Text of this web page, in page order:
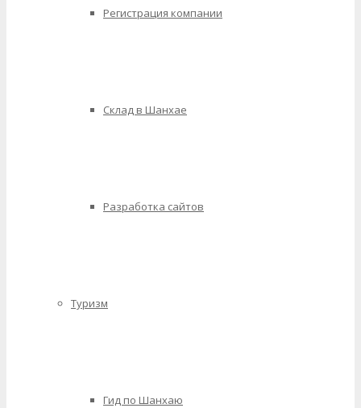
Регистрация компании
Склад в Шанхае
Разработка сайтов
Туризм
Гид по Шанхаю